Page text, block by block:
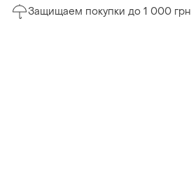
Защищаем покупки до 1 000 грн